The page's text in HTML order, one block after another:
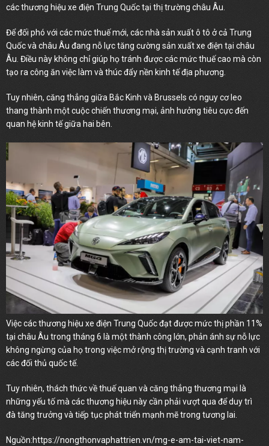
các thương hiệu xe điện Trung Quốc tại thị trường châu Âu.
Để đối phó với các mức thuế mới, các nhà sản xuất ô tô ở cả Trung
Quốc và châu Âu đang nỗ lực tăng cường sản xuất xe điện tại châu
Âu. Điều này không chỉ giúp họ tránh được các mức thuế cao mà còn
tạo ra công ăn việc làm và thúc đẩy nền kinh tế địa phương.
Tuy nhiên, căng thẳng giữa Bắc Kinh và Brussels có nguy cơ leo
thang thành một cuộc chiến thương mại, ảnh hưởng tiêu cực đến
quan hệ kinh tế giữa hai bên.
Việc các thương hiệu xe điện Trung Quốc đạt được mức thị phần 11%
tại châu Âu trong tháng 6 là một thành công lớn, phản ánh sự nỗ lực
không ngừng của họ trong việc mở rộng thị trường và cạnh tranh với
các đối thủ quốc tế.
Tuy nhiên, thách thức về thuế quan và căng thẳng thương mại là
những yếu tố mà các thương hiệu này cần phải vượt qua để duy trì
đà tăng trưởng và tiếp tục phát triển mạnh mẽ trong tương lai.
Nguồn:https://nongthonvaphattrien.vn/mg-e-am-tai-viet-nam-